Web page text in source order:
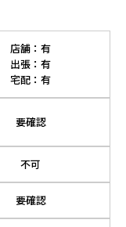
店舗：有
出張：有
宅配：有
要確認
不可
要確認